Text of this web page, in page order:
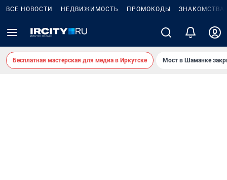
ВСЕ НОВОСТИ НЕДВИЖИМОСТЬ ПРОМОКОДЫ ЗНАКОМСТВА
Бесплатная мастерская для медиа в Иркутске Мост в Шаманке